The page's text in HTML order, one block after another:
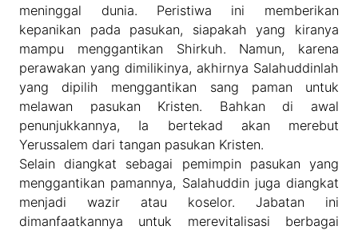
meninggal dunia. Peristiwa ini memberikan
kepanikan pada pasukan, siapakah yang kiranya
mampu menggantikan Shirkuh. Namun, karena
perawakan yang dimilikinya, akhirnya Salahuddinlah
yang dipilih menggantikan sang paman untuk
melawan pasukan Kristen. Bahkan di awal
penunjukkannya, Ia bertekad akan merebut
Yerussalem dari tangan pasukan Kristen.
Selain diangkat sebagai pemimpin pasukan yang
menggantikan pamannya, Salahuddin juga diangkat
menjadi wazir atau koselor. Jabatan ini
dimanfaatkannya untuk merevitalisasi berbagai